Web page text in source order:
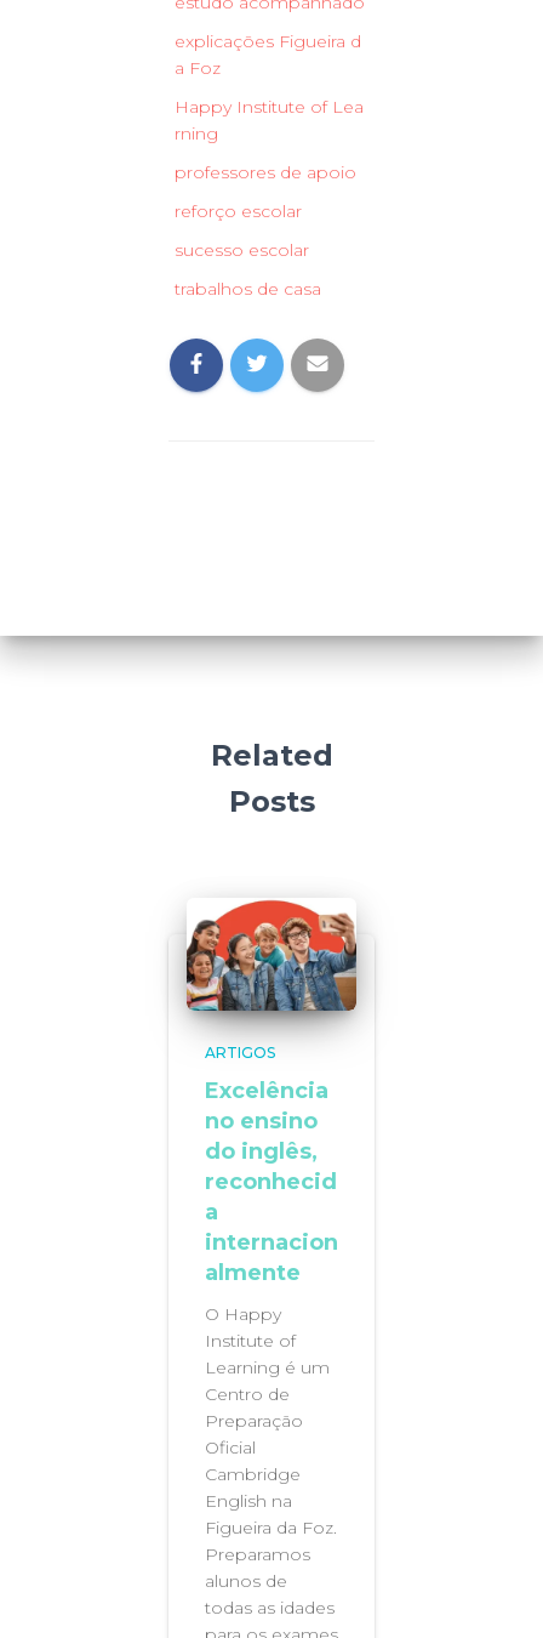
explicações Figueira d
a Foz
Happy Institute of Lea
rning
professores de apoio
reforço escolar
sucesso escolar
trabalhos de casa
Related
Posts
ARTIGOS
Excelência
no ensino
do inglês,
reconhecid
a
internacion
almente
O Happy
Institute of
Learning é um
Centro de
Preparação
Oficial
Cambridge
English na
Figueira da Foz.
Preparamos
alunos de
todas as idades